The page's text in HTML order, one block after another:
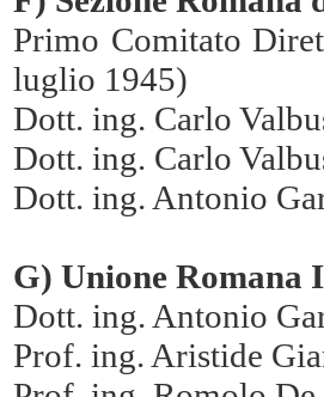
Primo Comitato
luglio 1945)
Dott. ing. Carlo
Dott. ing. Carlo
Dott. ing. Antonio
G) Unione Romana
Dott. ing. Antonio
Prof. ing. Aristide